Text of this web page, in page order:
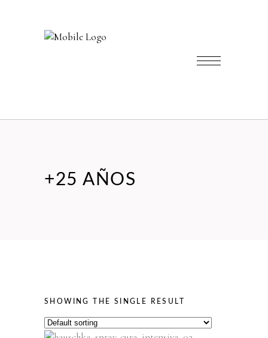
+25 AÑOS
SHOWING THE SINGLE RESULT